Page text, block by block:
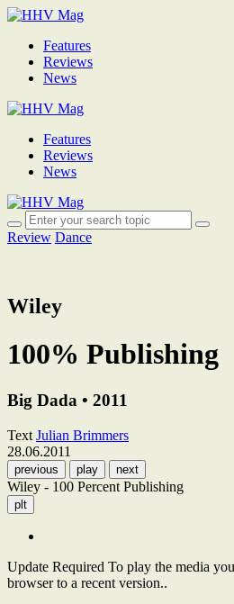
Features
Reviews
News
Features
Reviews
News
Review Dance
Wiley
100% Publishing
Big Dada • 2011
Text Julian Brimmers
28.06.2011
previous play next
Wiley - 100 Percent Publishing
plt
Update Required To play the media
browser to a recent version..